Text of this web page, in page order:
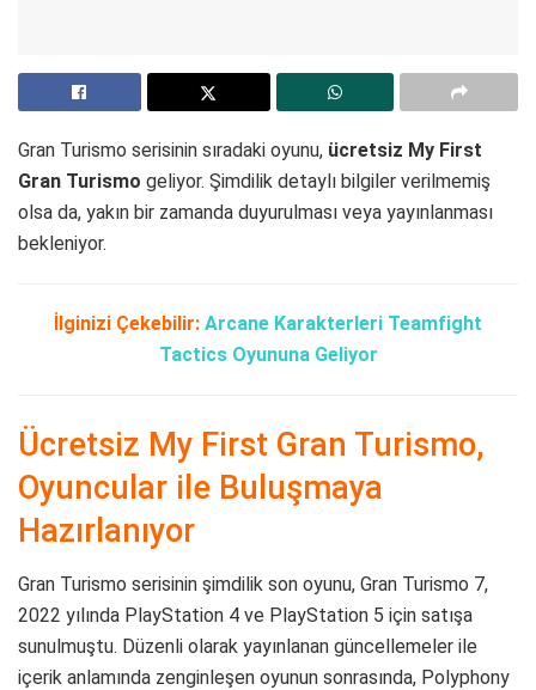
Gran Turismo serisinin sıradaki oyunu, ücretsiz My First
Gran Turismo geliyor. Şimdilik detaylı bilgiler verilmemiş
olsa da, yakın bir zamanda duyurulması veya yayınlanması
bekleniyor.
İlginizi Çekebilir: Arcane Karakterleri Teamfight
Tactics Oyununa Geliyor
Ücretsiz My First Gran Turismo,
Oyuncular ile Buluşmaya
Hazırlanıyor
Gran Turismo serisinin şimdilik son oyunu, Gran Turismo 7,
2022 yılında PlayStation 4 ve PlayStation 5 için satışa
sunulmuştu. Düzenli olarak yayınlanan güncellemeler ile
içerik anlamında zenginleşen oyunun sonrasında, Polyphony